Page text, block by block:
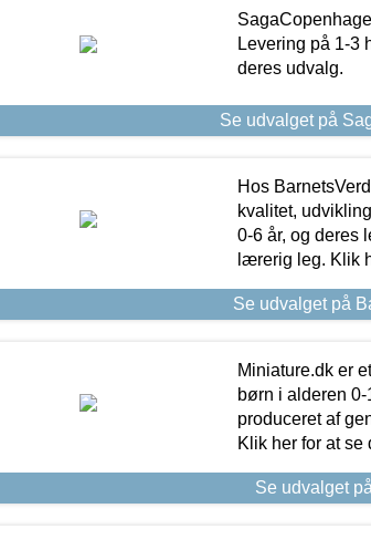
Levering på 1-3
deres udvalg.
Se udvalget på
Hos
kvalitet,
0-6 år, og deres
lærerig leg. Klik
Se udvalget på
Miniature.dk er
børn i alderen
produceret af
Klik her for at se
Se udvalget